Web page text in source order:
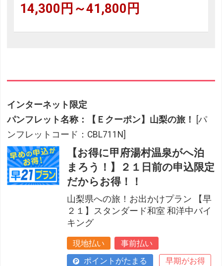
14,300円～41,800円
インターネット限定
パンフレット名称：【Ｅクーポン】山梨の旅！
[パ
ンフレットコード：CBL711N]
【お得に甲府湯村温泉がへ泊
まろう！】２１日前の申込限定
だからお得！！
山梨県への旅！お出かけプラン 【早
２１】スタンダード和室 和洋中バイ
キング
現地払い
事前払い
ポイントがたまる
早期がお得